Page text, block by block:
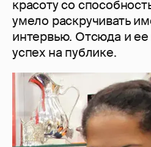
красоту со
умело раскручивать
интервью. Отсюда и
успех на публике.